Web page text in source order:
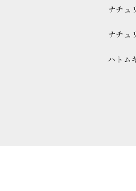
ナチュ
ナチュ
ハトム